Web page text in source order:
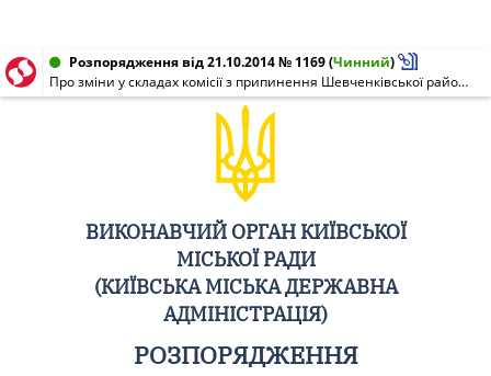
Розпорядження від 21.10.2014 № 1169(Чинний)
Про зміни у складах комісії з припинення Шевченківської районної у місті Києві ради та комісії з припинення Шевченківської районної у місті Києві державної адміністрації
ВИКОНАВЧИЙ ОРГАН КИЇВСЬКОЇ
МІСЬКОЇ РАДИ
(КИЇВСЬКА МІСЬКА ДЕРЖАВНА
АДМІНІСТРАЦІЯ)
РОЗПОРЯДЖЕННЯ